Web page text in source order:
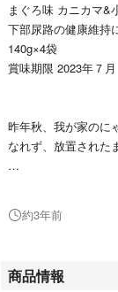
まぐろ味 カニカマ&
下部尿路の健康維持
140g×4袋
賞味期限 2023年７月
昨年秋、我が家のに
なれず、放置され
自宅保管でしたので
テープを貼って固定
約3年前
商品情報